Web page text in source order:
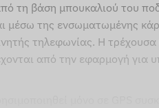
τη βάση μπουκαλιού του
μέσω της ενσωματωμένης
τηλεφωνίας. Η
από την εφαρμογή για
μόνο σε GPS